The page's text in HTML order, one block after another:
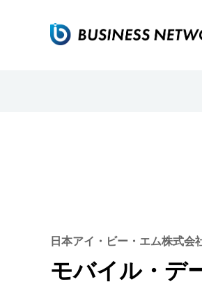
日本アイ・ビー・エム株式会
モバイル・デ